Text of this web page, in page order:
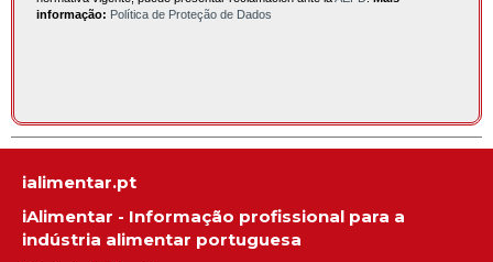
informação: Política de Proteção de Dados
ialimentar.pt
iAlimentar - Informação profissional para a
indústria alimentar portuguesa